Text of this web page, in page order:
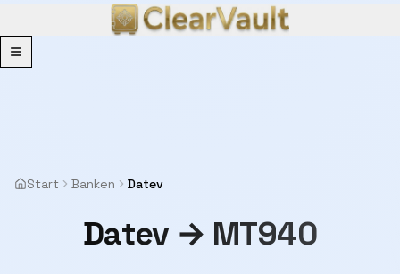
Menu
Start Banken Datev
Datev → MT940